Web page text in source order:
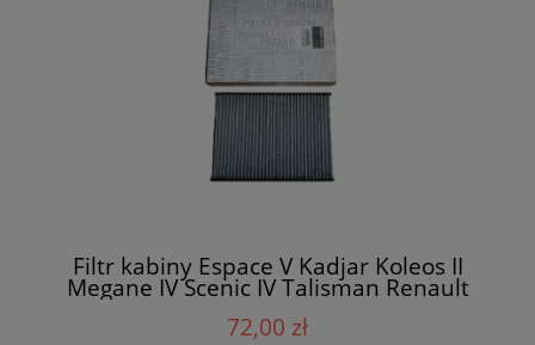
Filtr kabiny Espace V Kadjar Koleos II
Megane IV Scenic IV Talisman Renault
72,00 zł